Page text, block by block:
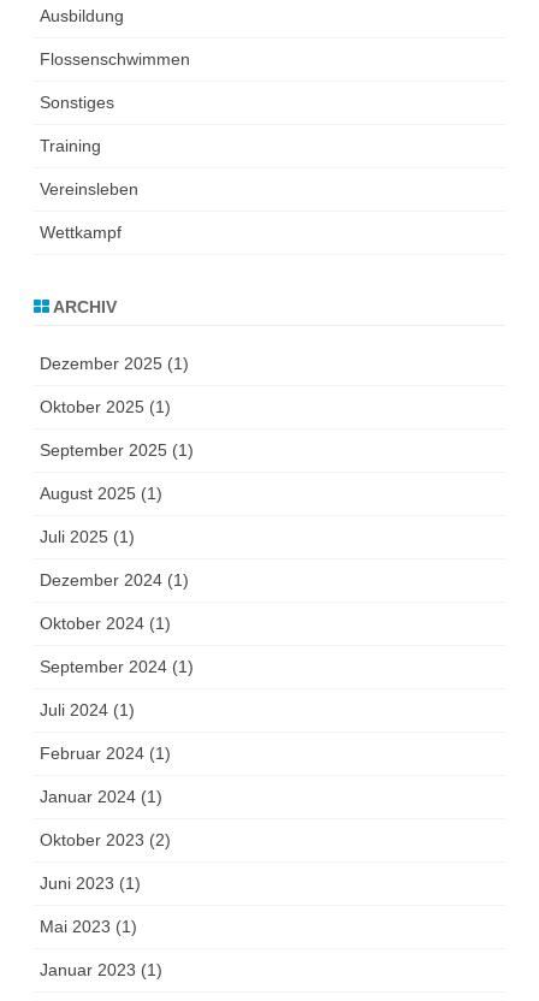
Ausbildung
Flossenschwimmen
Sonstiges
Training
Vereinsleben
Wettkampf
ARCHIV
Dezember 2025 (1)
Oktober 2025 (1)
September 2025 (1)
August 2025 (1)
Juli 2025 (1)
Dezember 2024 (1)
Oktober 2024 (1)
September 2024 (1)
Juli 2024 (1)
Februar 2024 (1)
Januar 2024 (1)
Oktober 2023 (2)
Juni 2023 (1)
Mai 2023 (1)
Januar 2023 (1)